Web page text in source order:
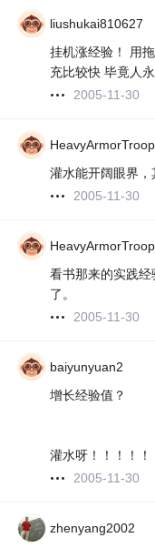
liushukai810627
挂机涨经验！ 用
充比较快 毕竟人
2005-11-30
灌水能开阔眼界，
2005-11-30
看书那来的实践
了。
2005-11-30
baiyunyuan2
增长经验值？
灌水呀！！！！！
2005-11-30
zhenyang2002